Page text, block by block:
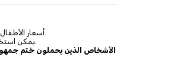
* أسعار الأطفال سارية فقط في الإقامات المصحوبة بشخصين بالغين.
* يمكن استخدام سرير إضافي أو أريكة للنوم في الحجوزات الثلاثية.
الأشخاص الذين يحملون ختم